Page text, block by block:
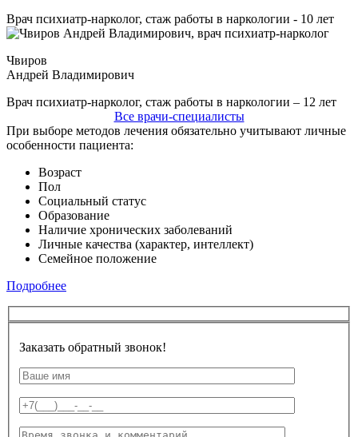
Врач психиатр-нарколог, стаж работы в наркологии - 10 лет
Чвиров
Андрей Владимирович
Врач психиатр-нарколог, стаж работы в наркологии – 12 лет
Все врачи-специалисты
При выборе методов лечения обязательно учитывают личные
особенности пациента:
Возраст
Пол
Социальный статус
Образование
Наличие хронических заболеваний
Личные качества (характер, интеллект)
Семейное положение
Подробнее
Заказать обратный звонок!